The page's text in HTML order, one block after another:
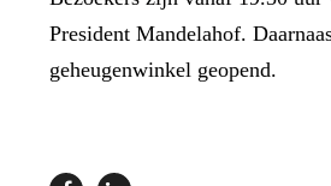
President Mandelahof.
geheugenwinkel geopend.